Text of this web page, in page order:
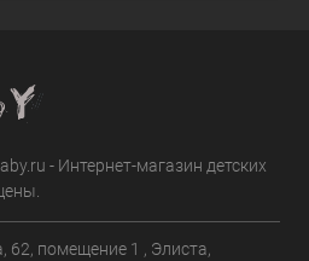
- Интернет-магазин детских
помещение 1 , Элиста,